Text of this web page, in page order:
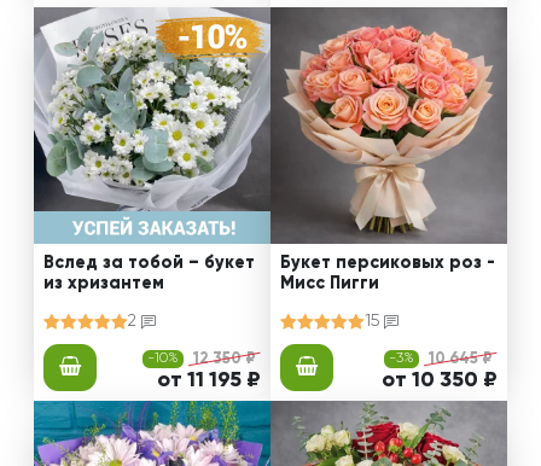
Вслед за тобой – букет
из хризантем
2
-10% 12 350 ₽
от 11 195 ₽
Букет персиковых роз -
Мисс Пигги
15
-3% 10 645 ₽
от 10 350 ₽